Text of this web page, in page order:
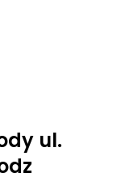
ul.